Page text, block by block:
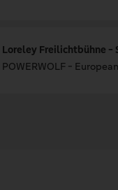
Loreley Freilichtbühne -
POWERWOLF -